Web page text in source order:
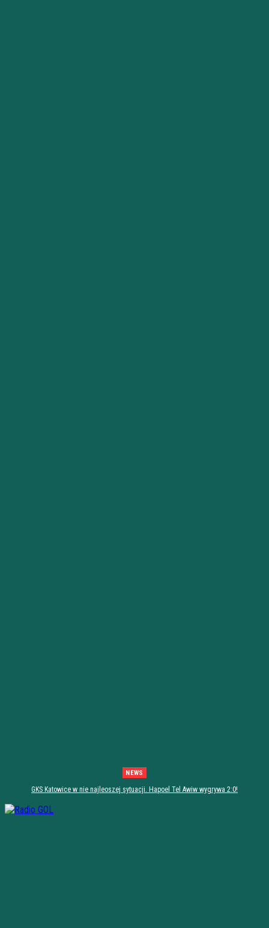
NEWS
GKS Katowice w nie najleoszej sytuacji. Hapoel Tel Awiw wygrywa 2:0!